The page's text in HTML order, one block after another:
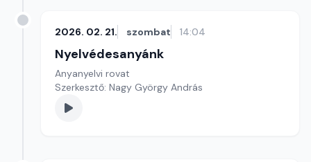
2026. 02. 21. szombat 14:04
Nyelvédesanyánk
Anyanyelvi rovat
Szerkesztő: Nagy György András